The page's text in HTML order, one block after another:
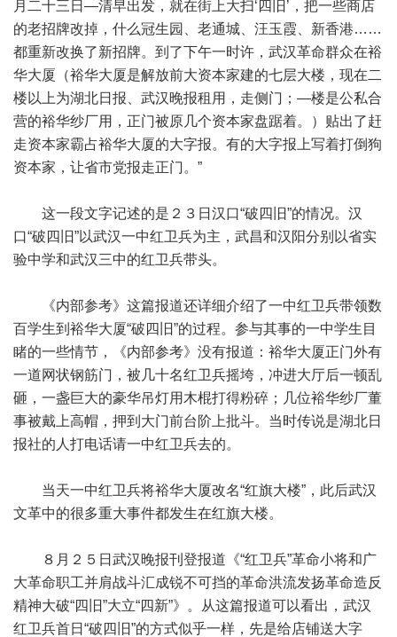
月二十三日—清早出发，就在街上大扫‘四旧’，把一些商店
的老招牌改掉，什么冠生园、老通城、汪玉霞、新香港……
都重新改换了新招牌。到了下午一时许，武汉革命群众在裕
华大厦（裕华大厦是解放前大资本家建的七层大楼，现在二
楼以上为湖北日报、武汉晚报租用，走侧门；—楼是公私合
营的裕华纱厂用，正门被原几个资本家盘踞着。）贴出了赶
走资本家霸占裕华大厦的大字报。有的大字报上写着打倒狗
资本家，让省市党报走正门。”
这一段文字记述的是２３日汉口“破四旧”的情况。汉
口“破四旧”以武汉一中红卫兵为主，武昌和汉阳分别以省实
验中学和武汉三中的红卫兵带头。
《内部参考》这篇报道还详细介绍了一中红卫兵带领数
百学生到裕华大厦“破四旧”的过程。参与其事的一中学生目
睹的一些情节，《内部参考》没有报道：裕华大厦正门外有
一道网状钢筋门，被几十名红卫兵摇垮，冲进大厅后一顿乱
砸，一盏巨大的豪华吊灯用木棍打得粉碎；几位裕华纱厂董
事被戴上高帽，押到大门前台阶上批斗。当时传说是湖北日
报社的人打电话请一中红卫兵去的。
当天一中红卫兵将裕华大厦改名“红旗大楼”，此后武汉
文革中的很多重大事件都发生在红旗大楼。
８月２５日武汉晚报刊登报道《“红卫兵”革命小将和广
大革命职工并肩战斗汇成锐不可挡的革命洪流发扬革命造反
精神大破“四旧”大立“四新”》。从这篇报道可以看出，武汉
红卫兵首日“破四旧”的方式似乎一样，先是给店铺送大字